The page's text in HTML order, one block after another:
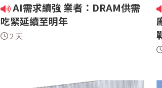
AI需求續強 業者：DRAM供需
吃緊延續至明年
2 天